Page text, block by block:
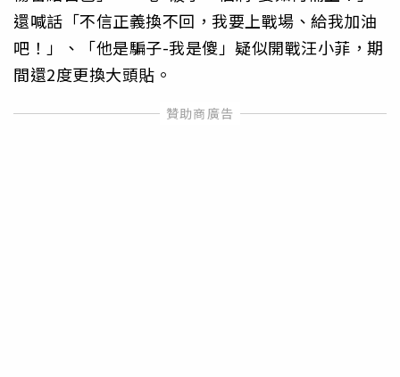
還喊話「不信正義換不回，我要上戰場、給我加油
吧！」、「他是騙子-我是傻」疑似開戰汪小菲，期
間還2度更換大頭貼。